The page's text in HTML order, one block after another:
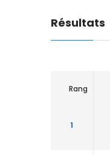
Résultats
Rang
1